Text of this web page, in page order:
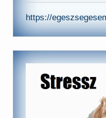
https://